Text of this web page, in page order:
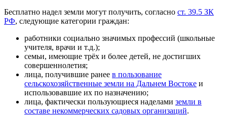
Бесплатно надел земли могут получить, согласно ст. 39.5 ЗК
РФ, следующие категории граждан:
работники социально значимых профессий (школьные
учителя, врачи и т.д.);
семьи, имеющие трёх и более детей, не достигших
совершеннолетия;
лица, получившие ранее в пользование
сельскохозяйственные земли на Дальнем Востоке и
использовавшие их по назначению;
лица, фактически пользующиеся наделами земли в
составе некоммерческих садовых организаций.